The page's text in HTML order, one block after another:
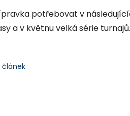
potřebovat v
a v květnu velká série turnajů.
článek